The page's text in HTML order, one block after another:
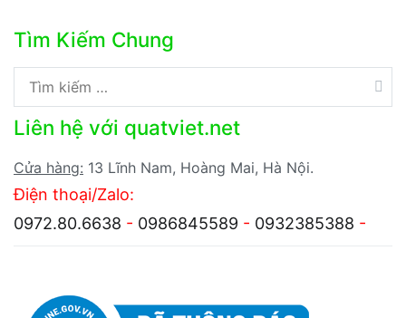
Tìm Kiếm Chung
Tìm
kiếm
cho:
Liên hệ với quatviet.net
Cửa hàng: 13 Lĩnh Nam, Hoàng Mai, Hà Nội.
Điện thoại/Zalo:
0972.80.6638 - 0986845589 - 0932385388 -